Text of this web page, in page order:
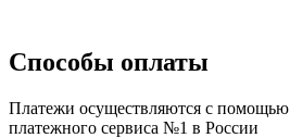
Способы оплаты
Платежи осуществляются с помощью
платежного сервиса №1 в России